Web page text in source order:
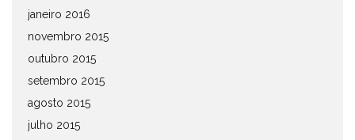
janeiro 2016
novembro 2015
outubro 2015
setembro 2015
agosto 2015
julho 2015